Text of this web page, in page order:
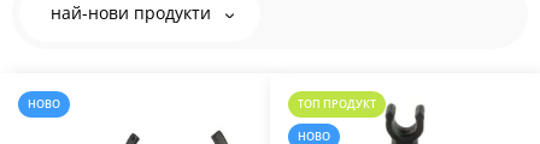
най-нови продукти
НОВО ТОП ПРОДУКТ
НОВО